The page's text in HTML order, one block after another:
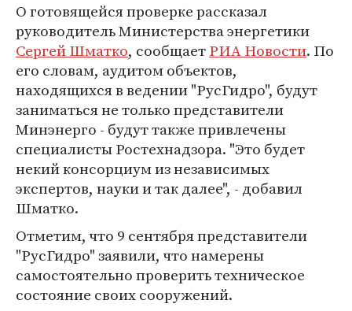
О готовящейся проверке рассказал
руководитель Министерства энергетики
Сергей Шматко, сообщаетРИА Новости. По
его словам, аудитом объектов,
находящихся в ведении "РусГидро", будут
заниматься не только представители
Минэнерго - будут также привлечены
специалисты Ростехнадзора. "Это будет
некий консорциум из независимых
экспертов, науки и так далее", - добавил
Шматко.
Отметим, что 9 сентября представители
"РусГидро" заявили, что намерены
самостоятельно проверить техническое
состояние своих сооружений.